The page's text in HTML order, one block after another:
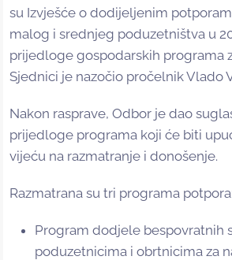
su Izvješće o dodijeljenim
malog i srednjeg poduzetništva u
prijedloge gospodarskih programa
Sjednici je nazočio pročelnik Vlado
Nakon rasprave, Odbor je dao
prijedloge programa koji će biti
vijeću na razmatranje i donošenje.
Razmatrana su tri programa potpora:
Program dodjele bespovratnih
poduzetnicima i obrtnicima za